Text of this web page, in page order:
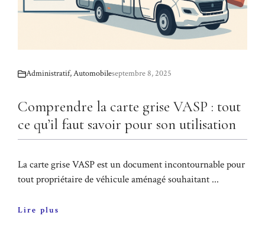
Administratif,Automobileseptembre 8, 2025
Comprendre la carte grise VASP : tout
ce qu’il faut savoir pour son utilisation
La carte grise VASP est un document incontournable pour
tout propriétaire de véhicule aménagé souhaitant ...
Lire plus